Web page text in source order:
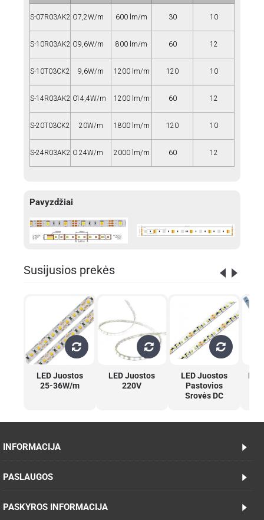
S-07R03AK2 O7,2W/m 600 lm/m 30 10
S-10R03AK2 O9,6W/m 800 lm/m 60 12
S-10T03CK2 9,6W/m 1200 lm/m 120 10
S-14R03AK2 O14,4W/m 1200 lm/m 60 12
S-20T03CK2 20W/m 1800 lm/m 120 10
S-24R03AK2 O 24W/m 2000 lm/m 60 12
Pavyzdžiai
Susijusios prekės
LED Juostos
25-36W/m
LED Juostos
220V
LED Juostos
Pastovios
Srovės DC
INFORMACIJA
PASLAUGOS
PASKYROS INFORMACIJA